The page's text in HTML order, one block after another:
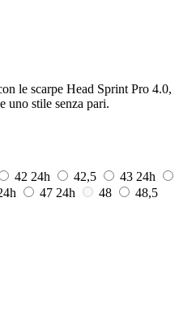
le scarpe Head Sprint Pro 4.0,
uno stile senza pari.
42 24h 42,5 43 24h
47 24h 48
48,5